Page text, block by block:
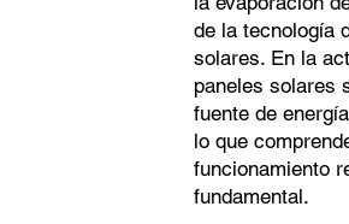
de la tecnología
solares. En la
paneles solares
fuente de
lo que
funcionamiento
fundamental.